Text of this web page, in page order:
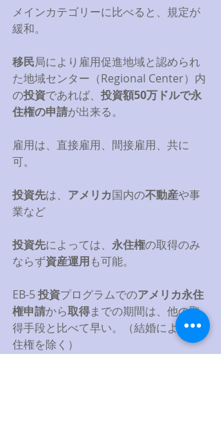
メインカテゴリーに比べると、規定が
緩和。
移民局により雇用促進地域と認められ
た地域センター（Regional Center）内
の投資であれば、 投資額50万ドルで永
住権の申請が出来る。
雇用は、直接雇用、間接雇用、共に
可。
投資先は、 アメリカ国内の不動産や事
業など
投資先によっては、 永住権の取得のみ
ならず資産運用も可能。
EB-5 投資プログラムでのアメリカ永住
権申請から取得までの期間は、他の取
得手段と比べて早い。（結婚による永
住権を除く）